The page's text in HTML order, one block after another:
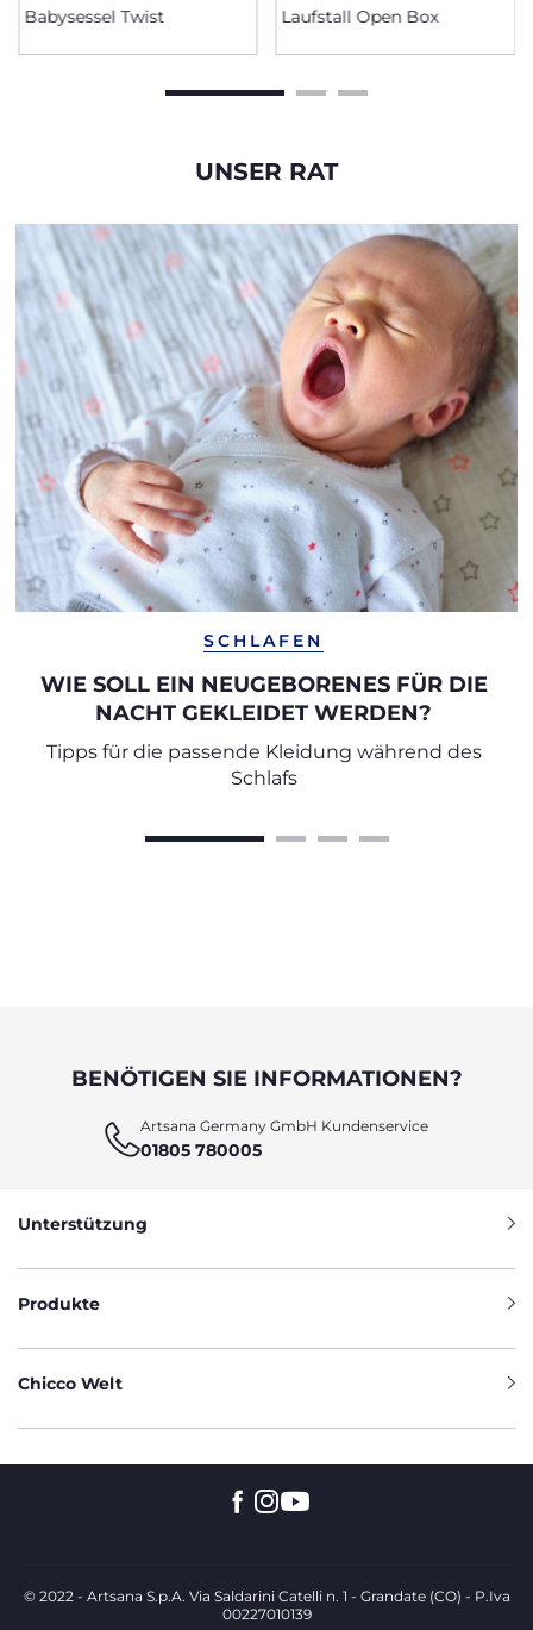
Babysessel Twist Laufstall Open Box
UNSER RAT
SCHLAFEN
WIE SOLL EIN NEUGEBORENES FÜR DIE
NACHT GEKLEIDET WERDEN?
Tipps für die passende Kleidung während des
Schlafs
BENÖTIGEN SIE INFORMATIONEN?
Artsana Germany GmbH Kundenservice
01805 780005
Unterstützung
Produkte
Chicco Welt
© 2022 - Artsana S.p.A. Via Saldarini Catelli n. 1 - Grandate (CO) - P.Iva
00227010139